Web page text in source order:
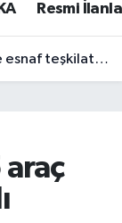
Resmi
buluştu